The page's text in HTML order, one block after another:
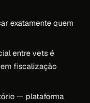
exatamente quem
entre vets é
fiscalização
— plataforma